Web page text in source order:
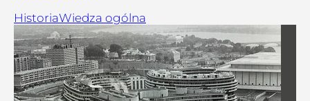
HistoriaWiedza ogólna